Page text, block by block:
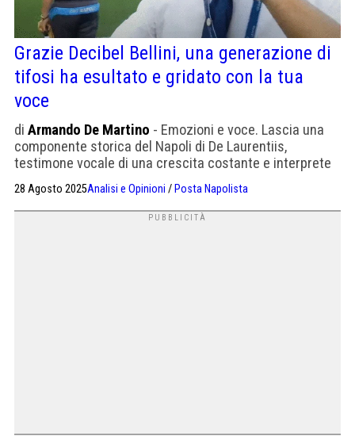
Grazie Decibel Bellini, una generazione di
tifosi ha esultato e gridato con la tua
voce
di Armando De Martino - Emozioni e voce. Lascia una
componente storica del Napoli di De Laurentiis,
testimone vocale di una crescita costante e interprete
dei sentimenti della città
28 Agosto 2025Analisi e Opinioni / Posta Napolista